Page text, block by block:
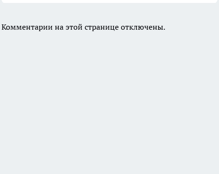
Комментарии на этой странице отключены.